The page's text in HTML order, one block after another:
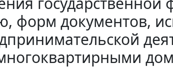
форм документов,